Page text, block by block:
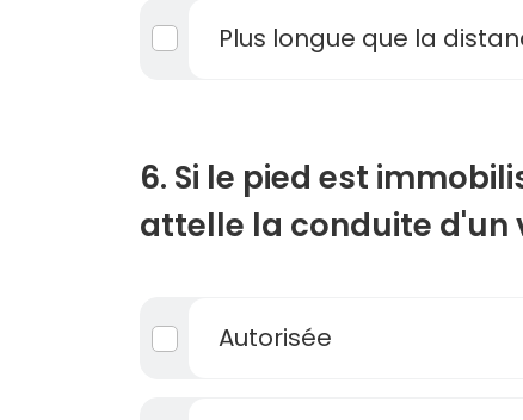
Plus longue que la
6. Si le pied est
attelle la conduite d'un
Autorisée